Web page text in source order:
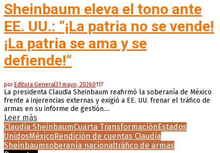
Sheinbaum eleva el tono ante
EE. UU.: “¡La patria no se vende!
¡La patria se ama y se
defiende!”
por Editora General31 mayo, 20260117
La presidenta Claudia Sheinbaum reafirmó la soberanía de México
frente a injerencias externas y exigió a EE. UU. frenar el tráfico de
armas en su informe de gestión....
Leer más
Claudia SheinbaumCuarta Transformación Estados
UnidosMéxicoRendición de cuentas Claudia
Sheinbaumsoberanía nacionaltráfico de armas